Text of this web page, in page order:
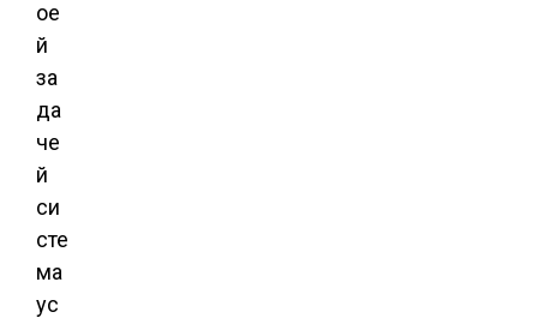
ое
й
за
да
че
й
си
сте
ма
ус